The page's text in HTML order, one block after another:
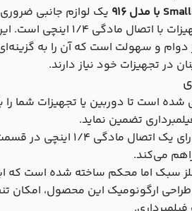
یک لوازم جانبی
و سهولت است که آن را به
در تجهیزات خود نیاز دارند.
شده است تا دوربین یا تجهیزات شما
تضمین نماید.
: دارای یک اتصال
می‌کند.
سبک اما محکم ساخته شده است که
ارگونومیک این محصول، امکان